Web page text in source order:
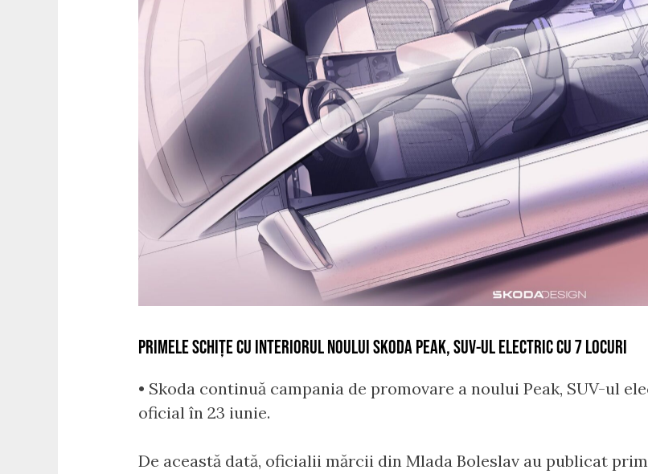
PRIMELE SCHIȚE CU INTERIORUL NOULUI SKODA PEAK, SUV-UL ELECTRIC CU 7 LOCURI
• Skoda continuă campania de promovare a noului Peak, SUV-ul
oficial în 23 iunie.
De această dată, oficialii mărcii din Mlada Boleslav au publicat